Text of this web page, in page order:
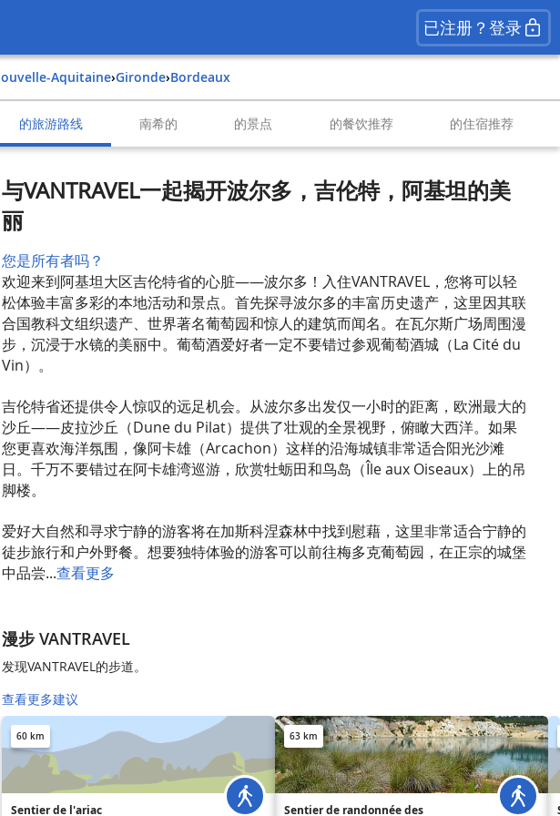
已注册？登录
Nouvelle-Aquitaine› Gironde› Bordeaux
的旅游路线 南希的 的景点 的餐饮推荐 的住宿推荐
与VANTRAVEL一起揭开波尔多，吉伦特，阿基坦的美
丽
您是所有者吗？
欢迎来到阿基坦大区吉伦特省的心脏——波尔多！入住VANTRAVEL，您将可以轻
松体验丰富多彩的本地活动和景点。首先探寻波尔多的丰富历史遗产，这里因其联
合国教科文组织遗产、世界著名葡萄园和惊人的建筑而闻名。在瓦尔斯广场周围漫
步，沉浸于水镜的美丽中。葡萄酒爱好者一定不要错过参观葡萄酒城（La Cité du
Vin）。
吉伦特省还提供令人惊叹的远足机会。从波尔多出发仅一小时的距离，欧洲最大的
沙丘——皮拉沙丘（Dune du Pilat）提供了壮观的全景视野，俯瞰大西洋。如果
您更喜欢海洋氛围，像阿卡雄（Arcachon）这样的沿海城镇非常适合阳光沙滩
日。千万不要错过在阿卡雄湾巡游，欣赏牡蛎田和鸟岛（Île aux Oiseaux）上的吊
脚楼。
爱好大自然和寻求宁静的游客将在加斯科涅森林中找到慰藉，这里非常适合宁静的
徒步旅行和户外野餐。想要独特体验的游客可以前往梅多克葡萄园，在正宗的城堡
中品尝...查看更多
漫步 VANTRAVEL
发现VANTRAVEL的步道。
查看更多建议
60 km
Sentier de l'ariac
63 km
Sentier de randonnée des